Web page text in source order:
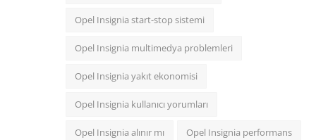
Opel Insignia start-stop sistemi
Opel Insignia multimedya problemleri
Opel Insignia yakıt ekonomisi
Opel Insignia kullanıcı yorumları
Opel Insignia alınır mı Opel Insignia performans